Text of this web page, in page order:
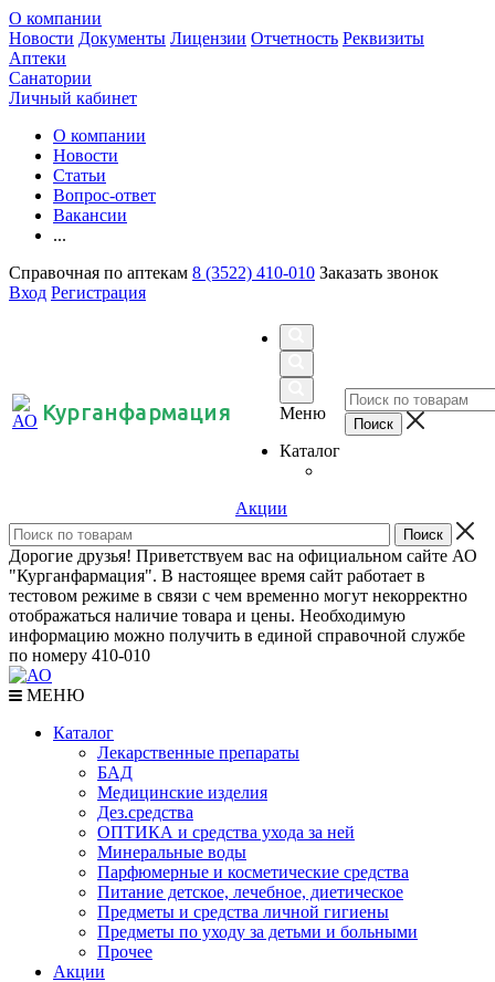
О компании
Новости Документы Лицензии Отчетность Реквизиты
Аптеки
Санатории
Личный кабинет
О компании
Новости
Статьи
Вопрос-ответ
Вакансии
...
Справочная по аптекам 8 (3522) 410-010 Заказать звонок
Вход Регистрация
Курганфармация
Меню
Каталог
Акции
Дорогие друзья! Приветствуем вас на официальном сайте АО
"Курганфармация". В настоящее время сайт работает в
тестовом режиме в связи с чем временно могут некорректно
отображаться наличие товара и цены. Необходимую
информацию можно получить в единой справочной службе
по номеру 410-010
МЕНЮ
Каталог
Лекарственные препараты
БАД
Медицинские изделия
Дез.средства
ОПТИКА и средства ухода за ней
Минеральные воды
Парфюмерные и косметические средства
Питание детское, лечебное, диетическое
Предметы и средства личной гигиены
Предметы по уходу за детьми и больными
Прочее
Акции